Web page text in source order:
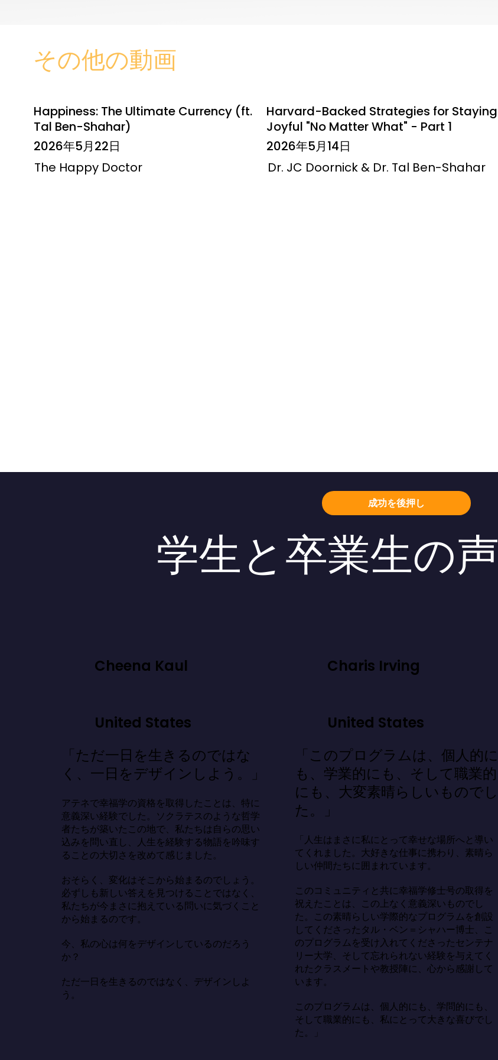
その他の動画
Happiness: The Ultimate Currency (ft.
Tal Ben-Shahar)
2026年5月22日
The Happy Doctor
Harvard-Backed Strategies for Staying
Joyful "No Matter What" - Part 1
2026年5月14日
Dr. JC Doornick & Dr. Tal Ben-Shahar
成功を後押し
学生と卒業生の声
Cheena Kaul
United States
「ただ一日を生きるのではな
く、一日をデザインしよう。」
アテネで幸福学の資格を取得したことは、特に
意義深い経験でした。ソクラテスのような哲学
者たちが築いたこの地で、私たちは自らの思い
込みを問い直し、人生を経験する物語を吟味す
ることの大切さを改めて感じました。
おそらく、変化はそこから始まるのでしょう。
必ずしも新しい答えを見つけることではなく、
私たちが今まさに抱えている問いに気づくこと
から始まるのです。
今、私の心は何をデザインしているのだろう
か？
ただ一日を生きるのではなく、デザインしよ
う。
Charis Irving
United States
「このプログラムは、個人的に
も、学業的にも、そして職業的
にも、大変素晴らしいものでし
た。」
「人生はまさに私にとって幸せな場所へと導い
てくれました。大好きな仕事に携わり、素晴ら
しい仲間たちに囲まれています。
このコミュニティと共に幸福学修士号の取得を
祝えたことは、この上なく意義深いものでし
た。この素晴らしい学際的なプログラムを創設
してくださったタル・ベン＝シャハー博士、こ
のプログラムを受け入れてくださったセンテナ
リー大学、そして忘れられない経験を与えてく
れたクラスメートや教授陣に、心から感謝して
います。
このプログラムは、個人的にも、学問的にも、
そして職業的にも、私にとって大きな喜びでし
た。」